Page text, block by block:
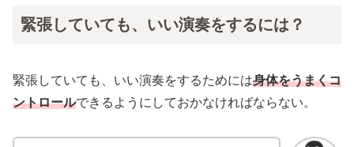
緊張していても、いい演奏をするには？
緊張していても、いい演奏をするためには身体をうまくコ
ントロールできるようにしておかなければならない。